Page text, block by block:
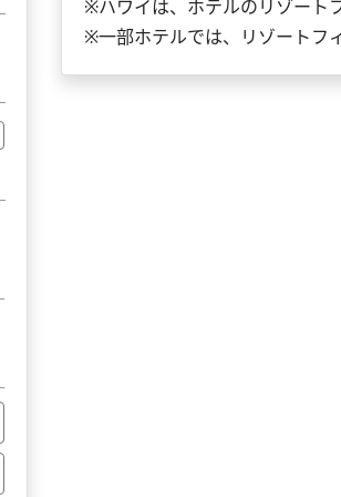
※ハワイは、ホテルのリゾート
※一部ホテルでは、リゾートフ